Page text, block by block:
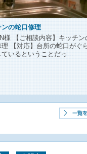
ンの蛇口修理
様 【ご相談内容】キッチン
理 【対応】台所の蛇口がぐ
ているということだっ...